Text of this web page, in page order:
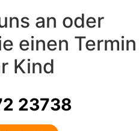
an oder
einen Termin
Kind
23738